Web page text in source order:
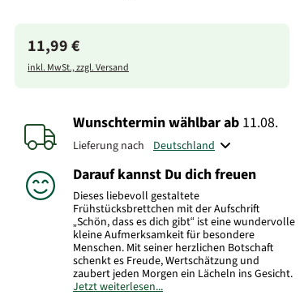
11,99 €
inkl. MwSt., zzgl. Versand
Wunschtermin wählbarab 11.08.
Lieferung nach
Darauf kannst Du dich freuen
Dieses liebevoll gestaltete
Frühstücksbrettchen mit der Aufschrift
„Schön, dass es dich gibt“ ist eine wundervolle
kleine Aufmerksamkeit für besondere
Menschen. Mit seiner herzlichen Botschaft
schenkt es Freude, Wertschätzung und
zaubert jeden Morgen ein Lächeln ins Gesicht.
Jetzt weiterlesen...